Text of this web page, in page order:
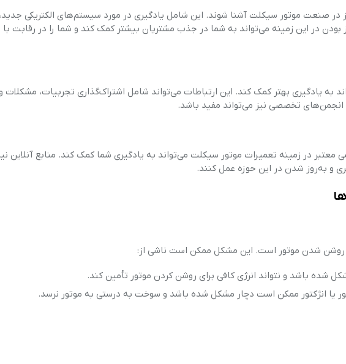
در صنعت موتور سیکلت آشنا شوند. این شامل یادگیری در مورد سیستم‌های الکتریکی جدید،
در این زمینه می‌تواند به شما در جذب مشتریان بیشتر کمک کند و شما را در رقابت با
به یادگیری بهتر کمک کند. این ارتباطات می‌تواند شامل اشتراک‌گذاری تجربیات، مشکلات
تخصصی نیز می‌تواند مفید باشد.
معتبر در زمینه تعمیرات موتور سیکلت می‌تواند به یادگیری شما کمک کند. منابع آنلاین
و به‌روز شدن در این حوزه عمل کنند.
روشن شدن موتور است. این مشکل ممکن است ناشی از:
شده باشد و نتواند انرژی کافی برای روشن کردن موتور تأمین کند.
یا انژکتور ممکن است دچار مشکل شده باشد و سوخت به درستی به موتور نرسد.